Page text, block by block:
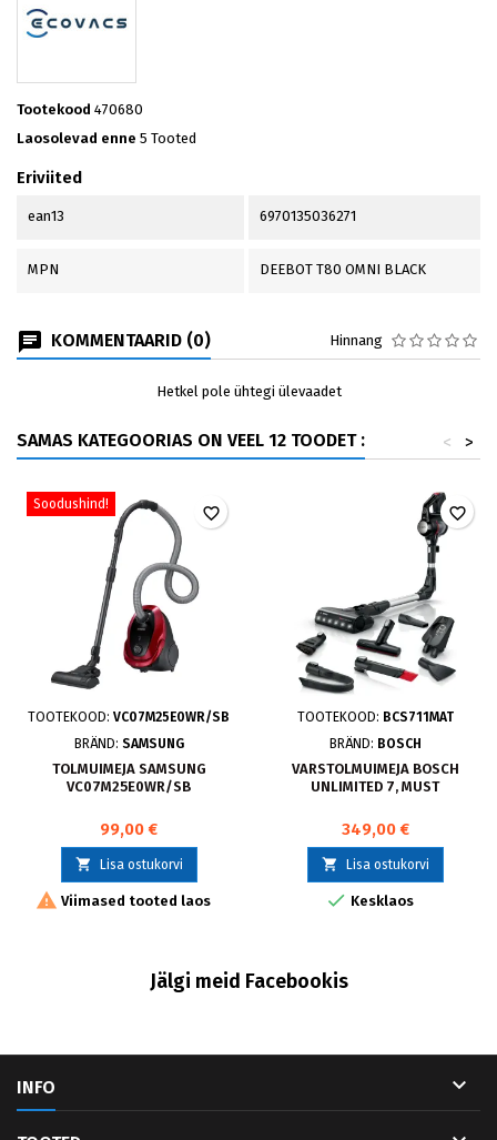
Tootekood 470680
Laosolevad enne 5 Tooted
Eriviited
ean13 6970135036271
MPN DEEBOT T80 OMNI BLACK
KOMMENTAARID (0) Hinnang
Hetkel pole ühtegi ülevaadet
SAMAS KATEGOORIAS ON VEEL 12 TOODET : >
<
Soodushind!
TOOTEKOOD: VC07M25E0WR/SB
BRÄND: SAMSUNG
TOLMUIMEJA SAMSUNG
VC07M25E0WR/SB
99,00 €
 Lisa ostukorvi
 Viimased tooted laos
favorite_border
TOOTEKOOD: BCS711MAT
BRÄND: BOSCH
VARSTOLMUIMEJA BOSCH
UNLIMITED 7, MUST
349,00 €
 Lisa ostukorvi
 Kesklaos
favorite_border
Jälgi meid Facebookis
INFO 